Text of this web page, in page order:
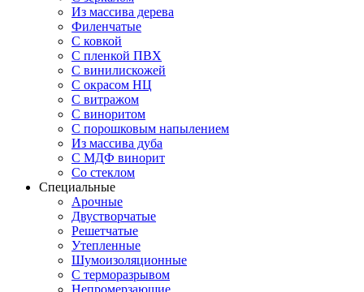
Из массива дерева
Филенчатые
С ковкой
С пленкой ПВХ
С винилискожей
С окрасом НЦ
С витражом
С виноритом
С порошковым напылением
Из массива дуба
С МДФ винорит
Со стеклом
Специальные
Арочные
Двустворчатые
Решетчатые
Утепленные
Шумоизоляционные
С терморазрывом
Непромерзающие